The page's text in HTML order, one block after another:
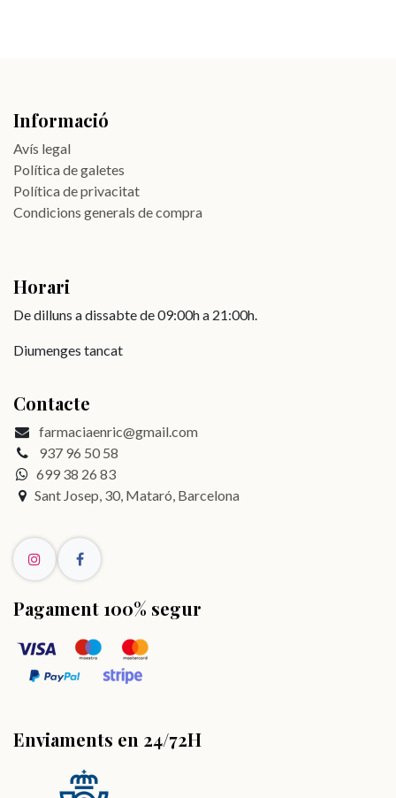
Informació
Avís legal
Política de galetes
Política de privacitat
Condicions generals de compra
Horari
De dilluns a dissabte de 09:00h a 21:00h.
Diumenges tancat
Contacte
farmaciaenric@gmail.com
937 96 50 58
699 38 26 83
Sant Josep, 30, Mataró, Barcelona
Pagament 100% segur
Enviaments en 24/72H